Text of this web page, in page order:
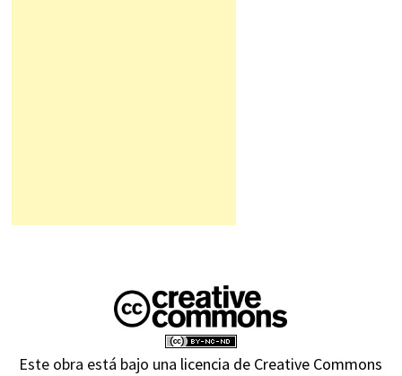
Este obra está bajo una licencia de Creative Commons